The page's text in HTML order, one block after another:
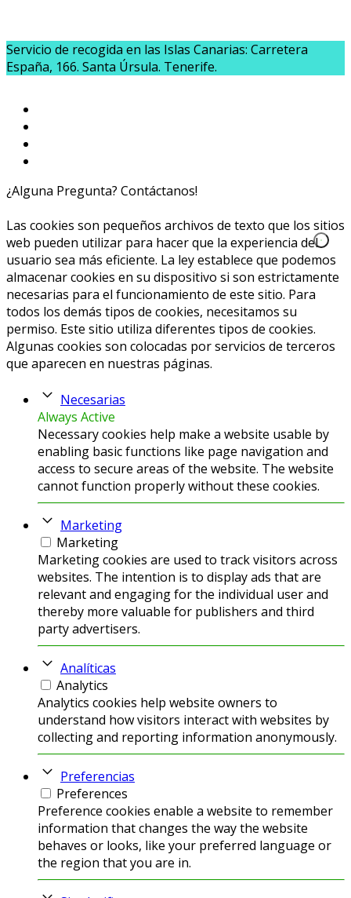
Servicio de recogida en las Islas Canarias: Carretera
España, 166. Santa Úrsula. Tenerife.
¿Alguna Pregunta? Contáctanos!
Las cookies son pequeños archivos de texto que los sitios
web pueden utilizar para hacer que la experiencia del
usuario sea más eficiente. La ley establece que podemos
almacenar cookies en su dispositivo si son estrictamente
necesarias para el funcionamiento de este sitio. Para
todos los demás tipos de cookies, necesitamos su
permiso. Este sitio utiliza diferentes tipos de cookies.
Algunas cookies son colocadas por servicios de terceros
que aparecen en nuestras páginas.
Necesarias
Always Active
Necessary cookies help make a website usable by
enabling basic functions like page navigation and
access to secure areas of the website. The website
cannot function properly without these cookies.
Marketing
Marketing
Marketing cookies are used to track visitors across
websites. The intention is to display ads that are
relevant and engaging for the individual user and
thereby more valuable for publishers and third
party advertisers.
Analíticas
Analytics
Analytics cookies help website owners to
understand how visitors interact with websites by
collecting and reporting information anonymously.
Preferencias
Preferences
Preference cookies enable a website to remember
information that changes the way the website
behaves or looks, like your preferred language or
the region that you are in.